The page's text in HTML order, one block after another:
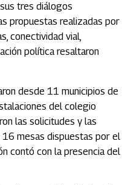
tres diálogos
propuestas realizadas por
conectividad vial,
política resaltaron
desde 11 municipios de
del colegio
las solicitudes y las
mesas dispuestas por el
contó con la presencia del